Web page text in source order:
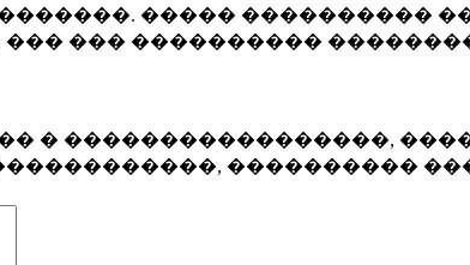
����� ����������
��� ����������
� �����������������,
����������